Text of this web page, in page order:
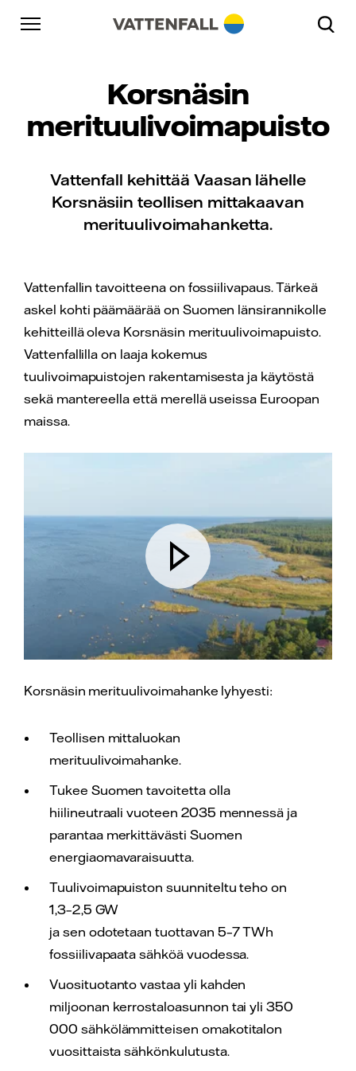
Skip to content
Päänavigaatioon
Siirry alatunnisteeseen
Korsnäsin
merituulivoimapuisto
Vattenfall kehittää Vaasan lähelle
Korsnäsiin teollisen mittakaavan
merituulivoimahanketta.
Vattenfallin tavoitteena on fossiilivapaus. Tärkeä
askel kohti päämäärää on Suomen länsirannikolle
kehitteillä oleva Korsnäsin merituulivoimapuisto.
Vattenfallilla on laaja kokemus
tuulivoimapuistojen rakentamisesta ja käytöstä
sekä mantereella että merellä useissa Euroopan
maissa.
Korsnäsin merituulivoimahanke lyhyesti:
Teollisen mittaluokan
merituulivoimahanke.
Tukee Suomen tavoitetta olla
hiilineutraali vuoteen 2035 mennessä ja
parantaa merkittävästi Suomen
energiaomavaraisuutta.
Tuulivoimapuiston suunniteltu teho on
1,3–2,5 GW
ja sen odotetaan tuottavan 5–7 TWh
fossiilivapaata sähköä vuodessa.
Vuosituotanto vastaa yli kahden
miljoonan kerrostaloasunnon tai yli 350
000 sähkölämmitteisen omakotitalon
vuosittaista sähkönkulutusta.
Päänavigaatioon